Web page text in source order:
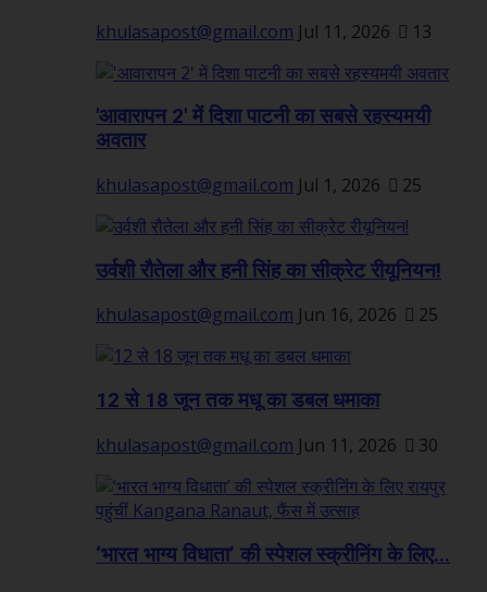
khulasapost@gmail.com Jul 11, 2026 13
'आवारापन 2' में दिशा पाटनी का सबसे रहस्यमयी
अवतार
khulasapost@gmail.com Jul 1, 2026 25
उर्वशी रौतेला और हनी सिंह का सीक्रेट रीयूनियन!
khulasapost@gmail.com Jun 16, 2026 25
12 से 18 जून तक मधू का डबल धमाका
khulasapost@gmail.com Jun 11, 2026 30
‘भारत भाग्य विधाता’ की स्पेशल स्क्रीनिंग के लिए...